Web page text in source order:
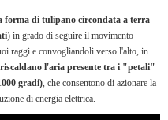
forma di tulipano circondata a terra
) in grado di seguire il movimento
raggi e convogliandoli verso l'alto, in
l'aria presente tra i "petali"
gradi), che consentono di azionare la
di energia elettrica.